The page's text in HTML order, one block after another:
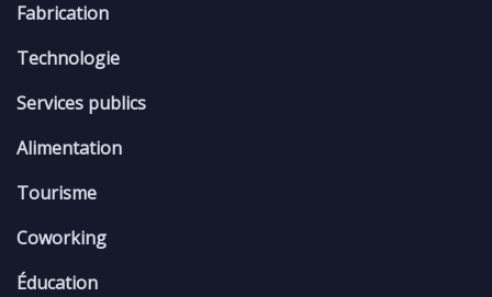
Fabrication
Technologie
Services publics
Alimentation
Tourisme
Coworking
Éducation